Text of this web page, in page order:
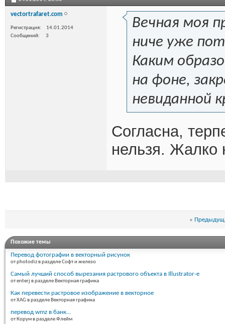
vectortrafaret.com
Регистрация
14.01.2014
Сообщений
3
Вечная моя
ниче уже
Каким
на фоне,
невиданной
Согласна,
нельзя. Жалко
«
Похожие темы
Перевод фотографии в векторный рисунок
от photodiz в разделе Софт и железо
Cамый лучший способ вырезания растрового объекта в Illustrator-е
от enterj в разделе Векторная графика
Как перевести растровое изображение в векторное
от XAG в разделе Векторная графика
перевод wmz в банк...
от Корум в разделе Флейм